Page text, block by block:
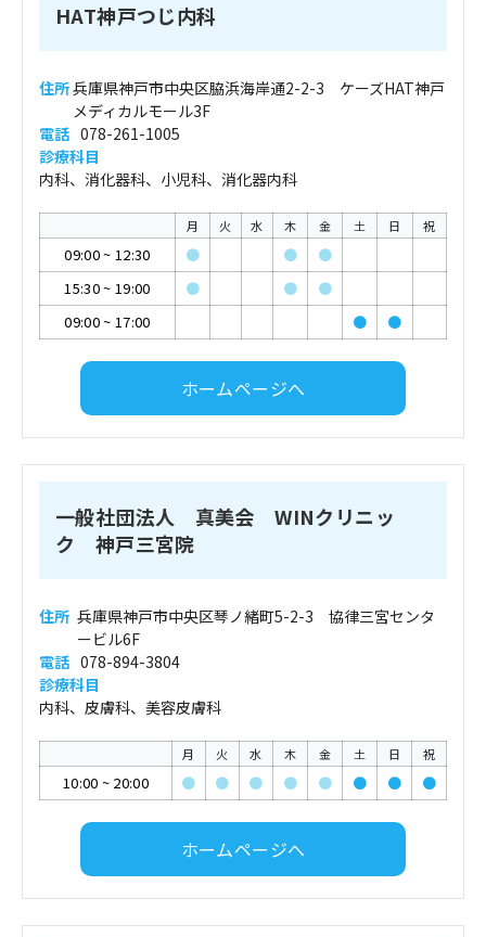
HAT神戸つじ内科
住所兵庫県神戸市中央区脇浜海岸通2-2-3 ケーズHAT神戸
メディカルモール3F
電話 078-261-1005
診療科目
内科、消化器科、小児科、消化器内科
月 火 水 木 金 土 日 祝
09:00~ 12:30 ● ●
●
15:30~ 19:00 ● ●
●
09:00~ 17:00 ● ●
ホームページへ
一般社団法人 真美会 WINクリニッ
ク 神戸三宮院
住所 兵庫県神戸市中央区琴ノ緒町5-2-3 協律三宮センタ
ービル6F
電話 078-894-3804
診療科目
内科、皮膚科、美容皮膚科
月 火 水 木 金 土 日 祝
10:00 ~ 20:00 ● ● ● ● ● ● ● ●
ホームページへ